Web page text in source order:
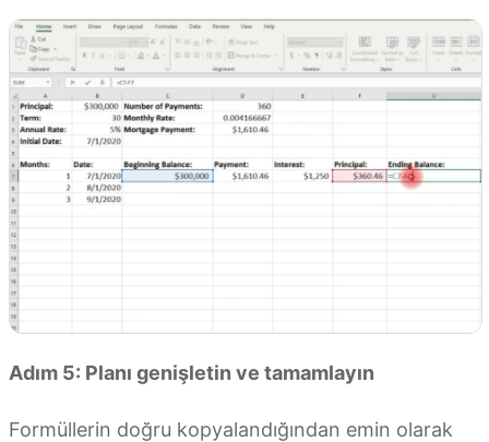
Adım 5: Planı genişletin ve tamamlayın
Formüllerin doğru kopyalandığından emin olarak